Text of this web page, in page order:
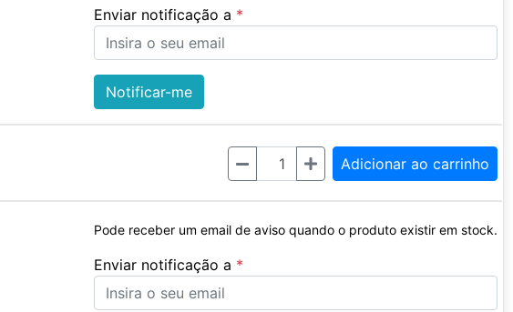
Enviar notificação a
Notificar-me
Quantidade Adicionar ao carrinho
Pode receber um email de aviso quando o produto existir em stock.
Enviar notificação a